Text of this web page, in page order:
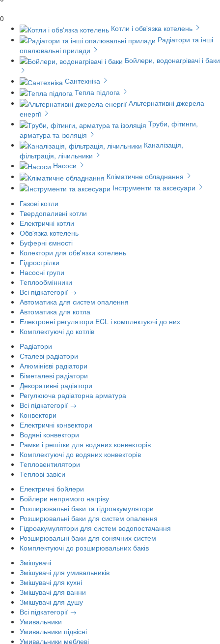
0
Котли і обв'язка котелень
Радіатори та інші
опалювальні прилади
Бойлери, водонагрівачі і баки
Сантехніка
Тепла підлога
Альтернативні джерела
енергії
Труби, фітинги,
арматура та ізоляція
Каналізація,
фільтрація, лічильники
Насоси
Кліматичне обладнання
Інструменти та аксесуари
Газові котли
Твердопаливні котли
Електричні котли
Обв'язка котелень
Буферні ємності
Колектори для обв'язки котелень
Гідрострілки
Насосні групи
Теплообмінники
Всі підкатегорії →
Автоматика для систем опалення
Автоматика для котла
Електронні регулятори ECL і комплектуючі до них
Комплектуючі до котлів
Радіатори
Сталеві радіатори
Алюмінієві радіатори
Біметалеві радіатори
Декоративні радіатори
Регулююча радіаторна арматура
Всі підкатегорії →
Конвектори
Електричні конвектори
Водяні конвектори
Рамки і решітки для водяних конвекторів
Комплектуючі до водяних конвекторів
Тепловентилятори
Теплові завіси
Електричні бойлери
Бойлери непрямого нагріву
Розширювальні баки та гідроакумулятори
Розширювальні баки для систем опалення
Гідроакумулятори для систем водопостачання
Розширювальні баки для сонячних систем
Комплектуючі до розширювальних баків
Змішувачі
Змішувачі для умивальників
Змішувачі для кухні
Змішувачі для ванни
Змішувачі для душу
Всі підкатегорії →
Умивальники
Умивальники підвісні
Умивальники меблеві